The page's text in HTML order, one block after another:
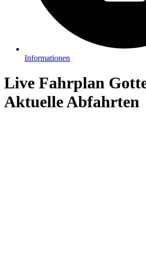
Informationen
Live Fahrplan
Aktuelle Abfahrten